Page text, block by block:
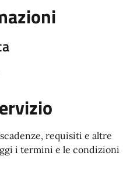
requisiti e altre
i termini e le condizioni